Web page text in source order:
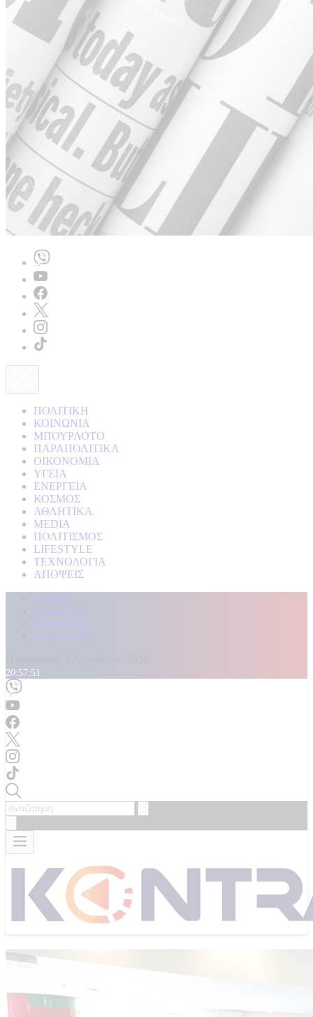
ΠΟΛΙΤΙΚΗ
ΚΟΙΝΩΝΙΑ
ΜΠΟΥΡΛΟΤΟ
ΠΑΡΑΠΟΛΙΤΙΚΑ
ΟΙΚΟΝΟΜΙΑ
ΥΓΕΙΑ
ΕΝΕΡΓΕΙΑ
ΚΟΣΜΟΣ
ΑΘΛΗΤΙΚΑ
MEDIA
ΠΟΛΙΤΙΣΜΟΣ
LIFESTYLE
ΤΕΧΝΟΛΟΓΙΑ
ΑΠΟΨΕΙΣ
Αρχική
Kontra Live
Καταγγελίες
Επικοινωνία
20:57:53